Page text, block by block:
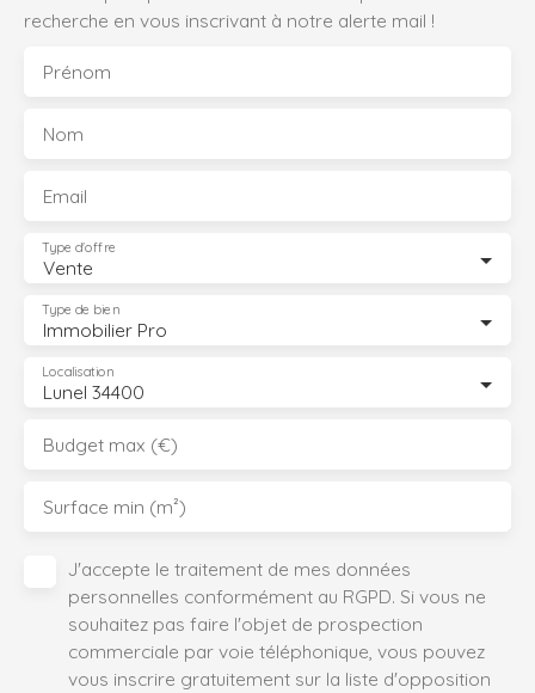
recherche en vous inscrivant à notre alerte mail !
Prénom
Nom
Email
Vente
Type d'offre
Immobilier Pro
Type de bien
Lunel 34400
Localisation
Budget max (€)
Surface min (m²)
J'accepte le traitement de mes données
personnelles conformément au RGPD. Si vous ne
souhaitez pas faire l'objet de prospection
commerciale par voie téléphonique, vous pouvez
vous inscrire gratuitement sur la liste d'opposition